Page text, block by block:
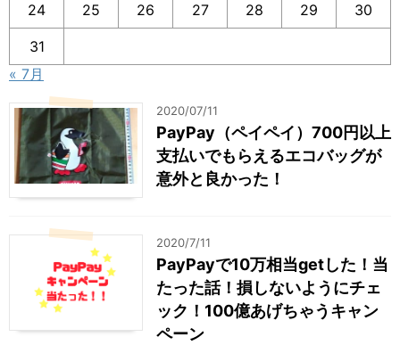
24 25 26 27 28 29 30
31
« 7月
2020/07/11
PayPay（ペイペイ）700円以上
支払いでもらえるエコバッグが
意外と良かった！
2020/7/11
PayPayで10万相当getした！当
たった話！損しないようにチェ
ック！100億あげちゃうキャン
ペーン